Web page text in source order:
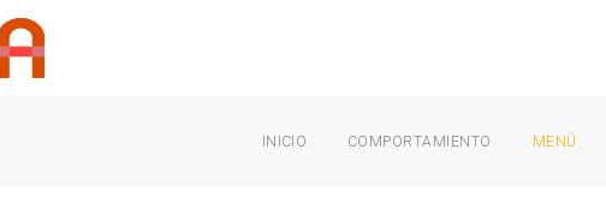
INICIO COMPORTAMIENTO MENÚ